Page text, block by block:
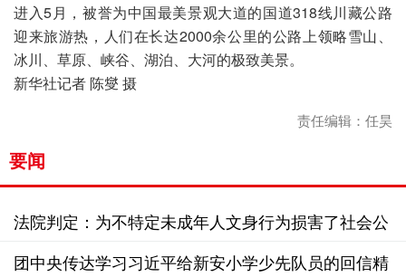
进入5月，被誉为中国最美景观大道的国道318线川藏公路
迎来旅游热，人们在长达2000余公里的公路上领略雪山、
冰川、草原、峡谷、湖泊、大河的极致美景。
新华社记者 陈燮 摄
责任编辑：任昊
要闻
法院判定：为不特定未成年人文身行为损害了社会公
共利益
团中央传达学习习近平给新安小学少先队员的回信精